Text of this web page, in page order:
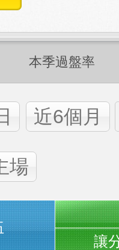
本季過盤率
近6個月
場
讓